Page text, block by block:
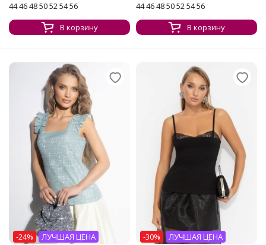
44 46 48 50 52 54 56
В корзину
44 46 48 50 52 54 56
В корзину
-24% ЛУЧШАЯ ЦЕНА -30% ЛУЧШАЯ ЦЕНА